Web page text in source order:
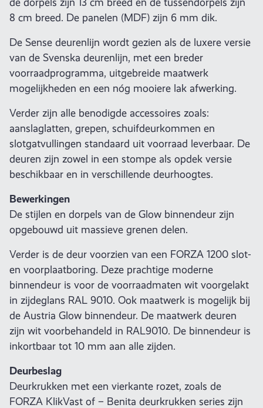
8 cm breed. De panelen (MDF) zijn 6 mm dik.
De Sense deurenlijn wordt gezien als de luxere versie
van de Svenska deurenlijn, met een breder
voorraadprogramma, uitgebreide maatwerk
mogelijkheden en een nóg mooiere lak afwerking.
Verder zijn alle benodigde accessoires zoals:
aanslaglatten, grepen, schuifdeurkommen en
slotgatvullingen standaard uit voorraad leverbaar. De
deuren zijn zowel in een stompe als opdek versie
beschikbaar en in verschillende deurhoogtes.
Bewerkingen
De stijlen en dorpels van de Glow binnendeur zijn
opgebouwd uit massieve grenen delen.
Verder is de deur voorzien van een FORZA 1200 slot-
en voorplaatboring. Deze prachtige moderne
binnendeur is voor de voorraadmaten wit voorgelakt
in zijdeglans RAL 9010. Ook maatwerk is mogelijk bij
de Austria Glow binnendeur. De maatwerk deuren
zijn wit voorbehandeld in RAL9010. De binnendeur is
inkortbaar tot 10 mm aan alle zijden.
Deurbeslag
Deurkrukken met een vierkante rozet, zoals de
FORZA KlikVast of – Benita deurkrukken series zijn